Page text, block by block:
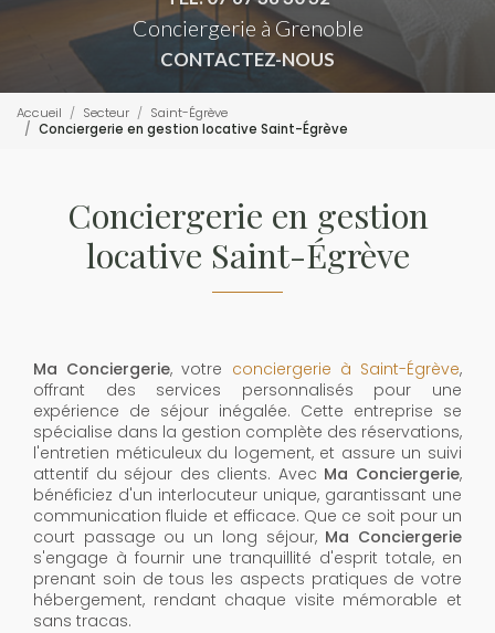
Conciergerie à Grenoble
CONTACTEZ-NOUS
Accueil Secteur
Saint-Égrève
Conciergerie en gestion locative Saint-Égrève
Conciergerie en gestion
locative Saint-Égrève
Ma Conciergerie, votre conciergerie à Saint-Égrève,
offrant des services personnalisés pour une
expérience de séjour inégalée. Cette entreprise se
spécialise dans la gestion complète des réservations,
l'entretien méticuleux du logement, et assure un suivi
attentif du séjour des clients. Avec Ma Conciergerie,
bénéficiez d'un interlocuteur unique, garantissant une
communication fluide et efficace. Que ce soit pour un
court passage ou un long séjour, Ma Conciergerie
s'engage à fournir une tranquillité d'esprit totale, en
prenant soin de tous les aspects pratiques de votre
hébergement, rendant chaque visite mémorable et
sans tracas.